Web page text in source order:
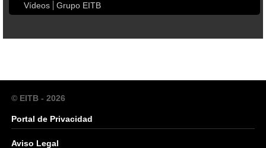
Vídeos Grupo EITB
© EITB - 2026
Portal de Privacidad
Aviso Legal